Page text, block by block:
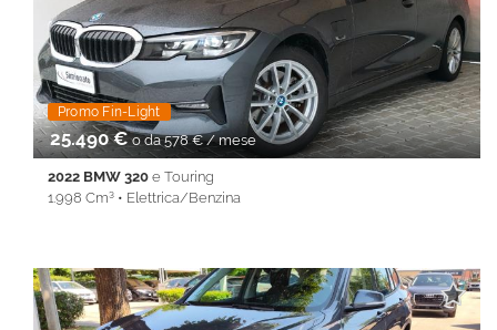
Immobilizzatore elettronico • Isofix • Keyless • Lane Assist • PDC
• Sedile posteriore sdoppiato • Servosterzo • Navigatore
satellitare • Specchietti laterali elettrici • Start&Stop • Touch
screen • USB • Vivavoce • Volante multifunzione
Promo Fin-Light
25.490 €o da 578 € / mese
2022 BMW 320 e Touring
1.998 Cm³ • Elettrica/Benzina
Airbag testa • Alzacristalli elettrici • Android Auto • Antifurto •
Apple CarPlay • Autoradio • Bluetooth • Cerchi in lega •
Chiusura centralizzata • Climatizzatore • Controllo trazione •